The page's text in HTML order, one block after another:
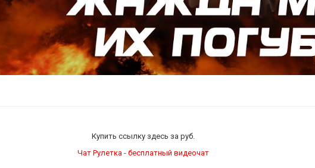
Купить ссылку здесь за руб.
Чат Рулетка - бесплатный видеочат